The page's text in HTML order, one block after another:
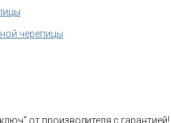
черепицы
от производителя с гарантией!